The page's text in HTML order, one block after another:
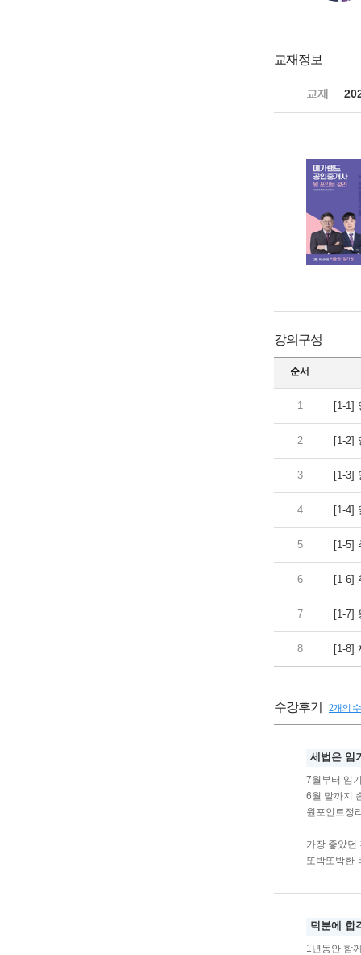
교재정보
교재
강의구성
순서
1 [1-1]
2 [1-2]
3 [1-3]
4 [1-4]
5 [1-5]
6 [1-6]
7 [1-7]
8 [1-8]
수강후기 2개의
세법은 임
7월부터 임
6월 말까지
원포인트정
가장 좋았던
또박또박한
덕분에 합
1년동안 함